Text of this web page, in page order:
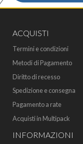
ACQUISTI
Termini e condizioni
Metodi di Pagamento
Diritto di recesso
Spedizione e consegna
Pagamento a rate
Acquisti in Multipack
INFORMAZIONI